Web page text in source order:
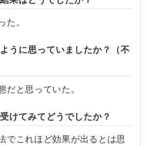
た。
うに思っていましたか？（不
だと思っていた。
けてみてどうでしたか？
でこれほど効果が出るとは思